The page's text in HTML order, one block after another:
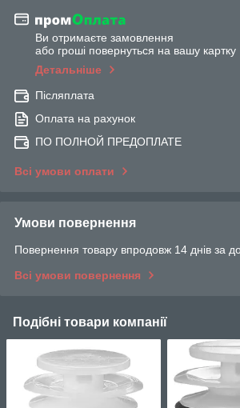
Ви отримаєте замовлення
або гроші повернуться на вашу картку
Детальніше
Післяплата
Оплата на рахунок
ПО ПОЛНОЙ ПРЕДОПЛАТЕ
Всі умови оплати
Умови повернення
Повернення товару впродовж 14 днів за
Всі умови повернення
Подібні товари компанії